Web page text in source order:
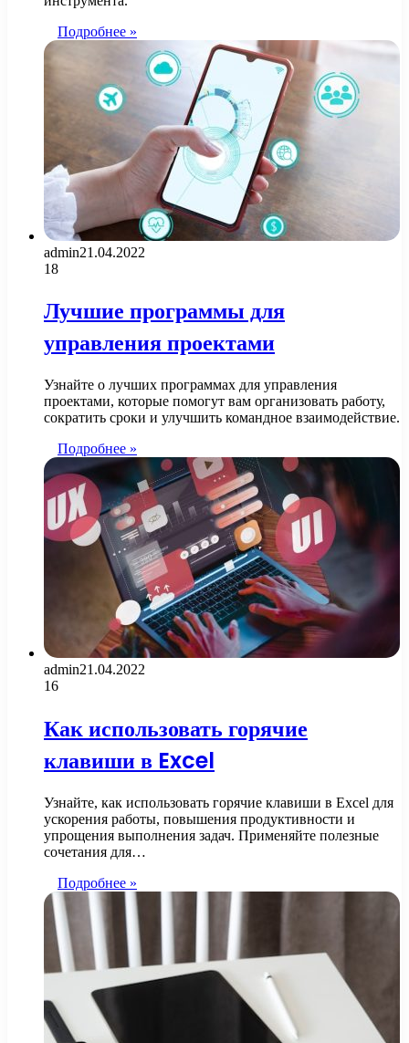
Подробнее »
admin21.04.2022
18
Лучшие программы для
управления проектами
Узнайте о лучших программах для управления
проектами, которые помогут вам организовать работу,
сократить сроки и улучшить командное взаимодействие.
Подробнее »
admin21.04.2022
16
Как использовать горячие
клавиши в Excel
Узнайте, как использовать горячие клавиши в Excel для
ускорения работы, повышения продуктивности и
упрощения выполнения задач. Применяйте полезные
сочетания для…
Подробнее »